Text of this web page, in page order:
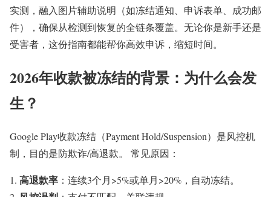
实测，融入图片辅助说明（如冻结通知、申诉表单、成功邮
件），确保从检测到恢复的全链条覆盖。无论你是新手还是
受害者，这份指南都能帮你高效申诉，缩短时间。
2026年收款被冻结的背景：为什么会发
生？
Google Play收款冻结（Payment Hold/Suspension）是风控机
制，目的是防欺诈/高退款。 常见原因：
高退款率 ：连续3个月>5%或单月>20%，自动冻结。